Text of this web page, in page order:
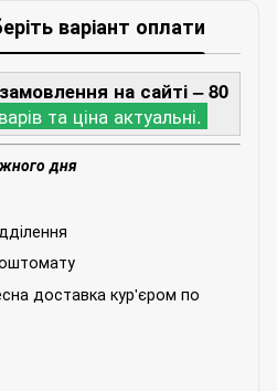
варіант оплати
на сайті – 80
та ціна актуальні.
дня
доставка кур'єром по